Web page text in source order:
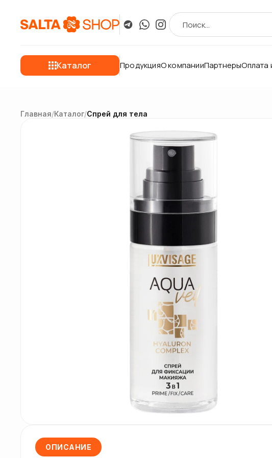
Каталог ПродукцияО компанииПартнерыОплата
Главная/Каталог/Спрей для тела
ОПИСАНИЕ